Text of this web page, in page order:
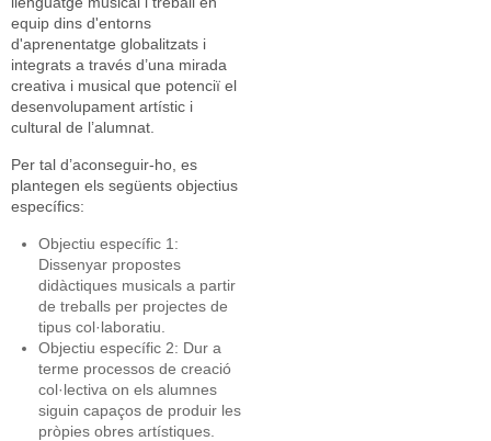
equip dins d'entorns
d'aprenentatge globalitzats i
integrats a través d’una mirada
creativa i musical que potenciï el
desenvolupament artístic i
cultural de l’alumnat.
Per tal d’aconseguir-ho, es
plantegen els següents objectius
específics:
Objectiu específic 1:
Dissenyar propostes
didàctiques musicals a partir
de treballs per projectes de
tipus col·laboratiu.
Objectiu específic 2: Dur a
terme processos de creació
col·lectiva on els alumnes
siguin capaços de produir les
pròpies obres artístiques.